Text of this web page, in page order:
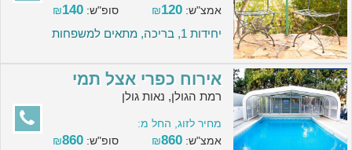
אמצ"ש:
₪120 סופ"ש: ₪140
יחידות 1, בריכה, מתאים למשפחות
אירוח כפרי אצל תמי
רמת הגולן, נאות גולן
מחיר לזוג, החל מ:
אמצ"ש:
₪860 סופ"ש: ₪860